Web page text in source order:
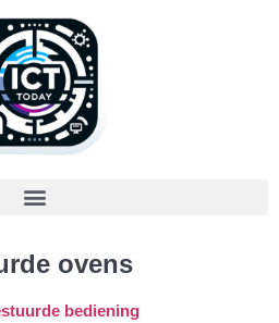
ovens
bediening